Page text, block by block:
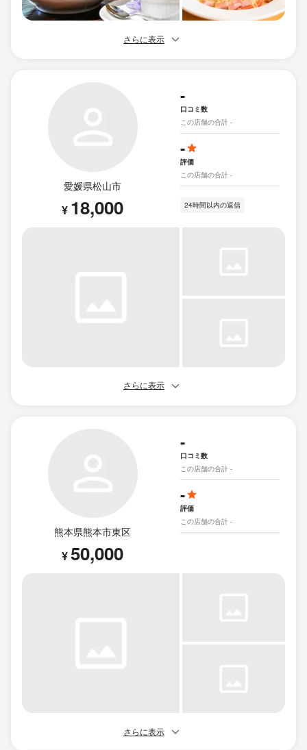
さらに表示
愛媛県松山市
¥ 18,000
-
口コミ数
この店舗の合計 -
-
評価
この店舗の合計 -
24時間以内の返信
さらに表示
熊本県熊本市東区
¥50,000
-
口コミ数
この店舗の合計 -
-
評価
この店舗の合計 -
さらに表示